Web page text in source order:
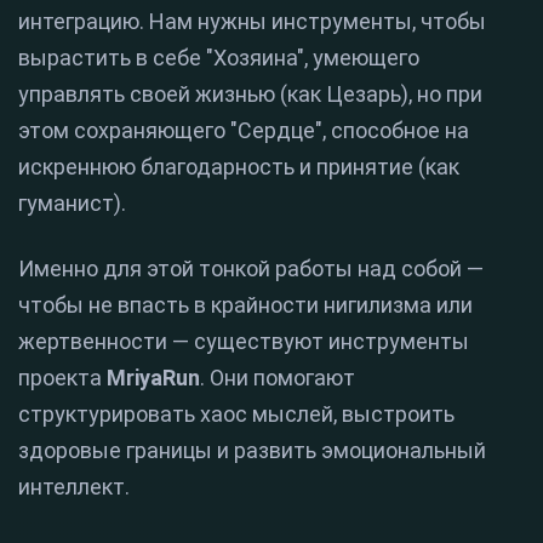
интеграцию. Нам нужны инструменты, чтобы
вырастить в себе "Хозяина", умеющего
управлять своей жизнью (как Цезарь), но при
этом сохраняющего "Сердце", способное на
искреннюю благодарность и принятие (как
гуманист).
Именно для этой тонкой работы над собой —
чтобы не впасть в крайности нигилизма или
жертвенности — существуют инструменты
проекта MriyaRun. Они помогают
структурировать хаос мыслей, выстроить
здоровые границы и развить эмоциональный
интеллект.